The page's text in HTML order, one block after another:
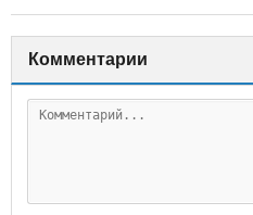
Комментарии